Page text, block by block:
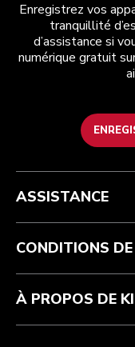
Enregistrez vos
tranquillité
d’assistance si
numérique gratuit
Health Check
Suivez votre commande
Recupel
Conditions générales de
Retours et
ODR
La marque
Trouver une boutique
ASSISTANCE
CONDITIONS
À PROPOS DE